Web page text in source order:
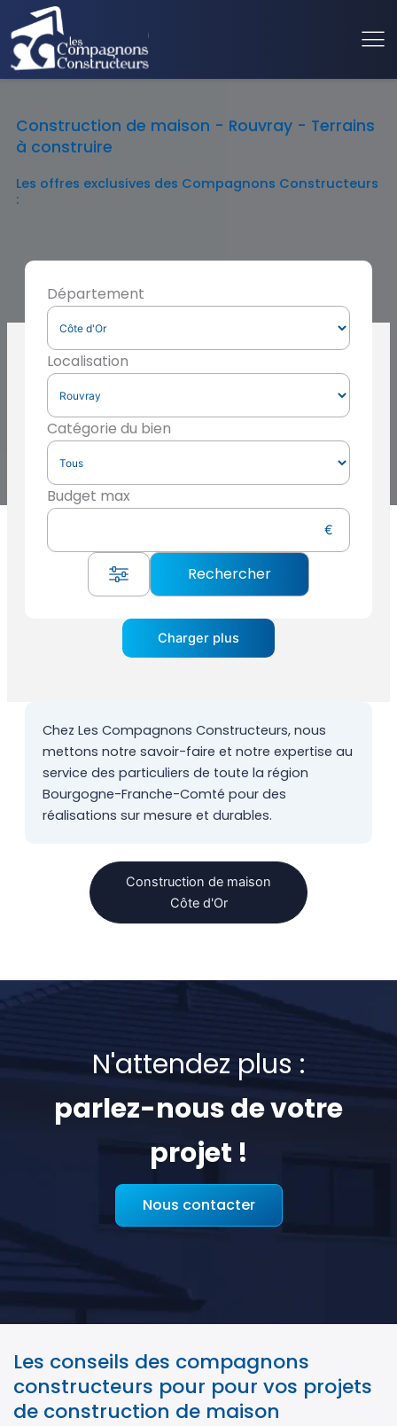
Construction de maison - Rouvray - Terrains
à construire
Les offres exclusives des Compagnons Constructeurs
:
Département
Localisation
Catégorie du bien
Budget max
Charger plus
Chez Les Compagnons Constructeurs, nous
mettons notre savoir-faire et notre expertise au
service des particuliers de toute la région
Bourgogne-Franche-Comté pour des
réalisations sur mesure et durables.
Construction de maison
Côte d'Or
N'attendez plus :
parlez-nous de votre
projet !
Nous contacter
Les conseils des compagnons
constructeurs pour pour vos projets
de construction de maison